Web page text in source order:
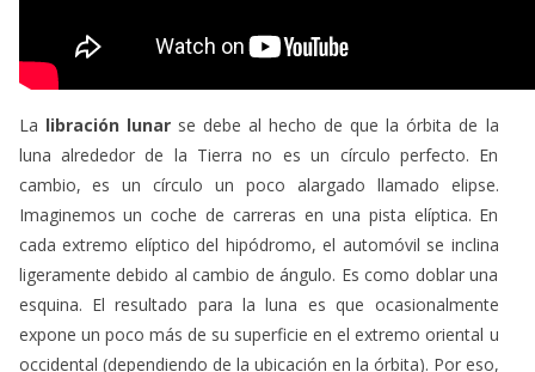
La libración lunar se debe al hecho de que la órbita de la
luna alrededor de la Tierra no es un círculo perfecto. En
cambio, es un círculo un poco alargado llamado elipse.
Imaginemos un coche de carreras en una pista elíptica. En
cada extremo elíptico del hipódromo, el automóvil se inclina
ligeramente debido al cambio de ángulo. Es como doblar una
esquina. El resultado para la luna es que ocasionalmente
expone un poco más de su superficie en el extremo oriental u
occidental (dependiendo de la ubicación en la órbita). Por eso,